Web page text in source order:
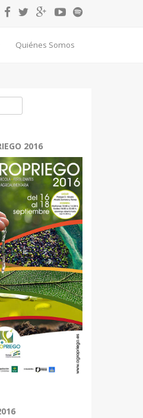
Quiénes Somos
2016